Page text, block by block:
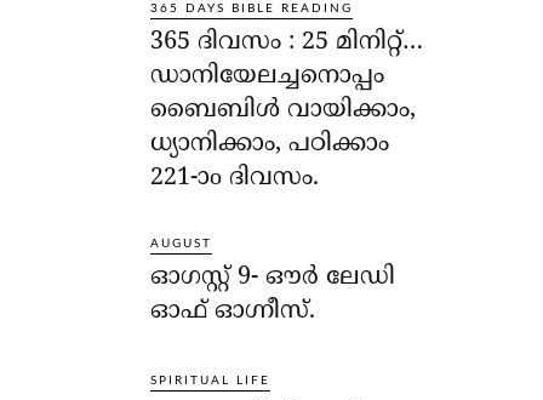
365 DAYS BIBLE READING
365 ദിവസം : 25 മിനിറ്റ്…
ഡാനിയേലച്ചനൊപ്പം
ബൈബിൾ വായിക്കാം,
ധ്യാനിക്കാം, പഠിക്കാം
221-ാo ദിവസം.
AUGUST
ഓഗസ്റ്റ് 9- ഔര്‍ ലേഡി
ഓഫ് ഓഗ്നീസ്.
SPIRITUAL LIFE